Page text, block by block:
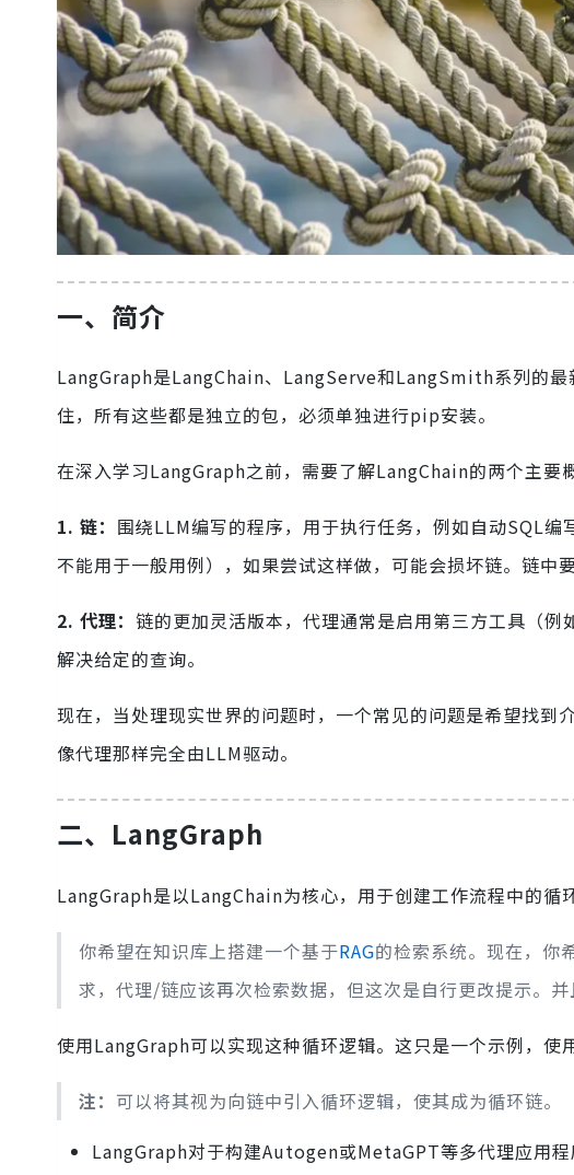
一、简介
LangGraph是LangChain、LangServe和LangSmith系列的
住，所有这些都是独立的包，必须单独进行pip安装。
在深入学习LangGraph之前，需要了解LangChain的两个主要概
1. 链： 围绕LLM编写的程序，用于执行任务，例如自动SQL
不能用于一般用例），如果尝试这样做，可能会损坏链。链中
2. 代理： 链的更加灵活版本，代理通常是启用第三方工具（
解决给定的查询。
现在，当处理现实世界的问题时，一个常见的问题是希望找
像代理那样完全由LLM驱动。
二、LangGraph
LangGraph是以LangChain为核心，用于创建工作流程中的循
你希望在知识库上搭建一个基于RAG的检索系统。现在，你
求，代理/链应该再次检索数据，但这次是自行更改提示。并
使用LangGraph可以实现这种循环逻辑。这只是一个示例，使
注： 可以将其视为向链中引入循环逻辑，使其成为循环链。
LangGraph对于构建Autogen或MetaGPT等多代理应用程